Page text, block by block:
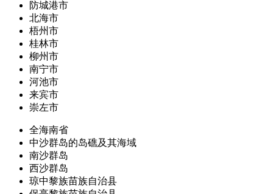
防城港市
北海市
梧州市
桂林市
柳州市
南宁市
河池市
来宾市
崇左市
全海南省
中沙群岛的岛礁及其海域
南沙群岛
西沙群岛
琼中黎族苗族自治县